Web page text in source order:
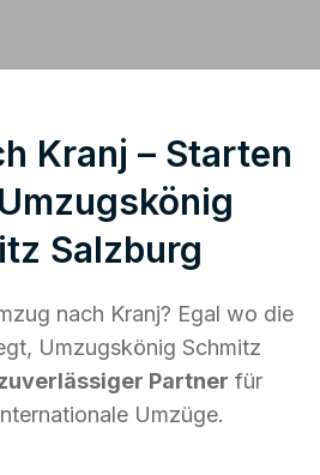
Kranj – Starten
Salzburg
nach Kranj? Egal wo die
Umzugskönig Schmitz
Partner für
Umzüge.